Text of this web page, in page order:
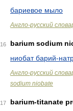
бариевое мыло
Англо-русский
16
barium sodium
ниобат барий-
Англо-русский
sodium niobate
17
barium-titanate